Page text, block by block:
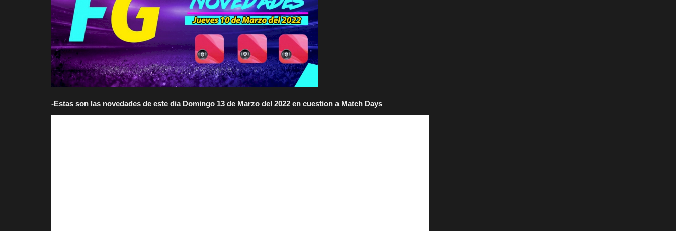
-Estas son las novedades de este dia Domingo 13 de Marzo del 2022 en cuestion a Match Days